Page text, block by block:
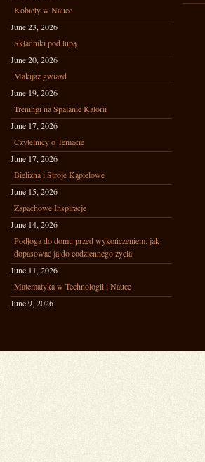
Kobiety w Nauce
June 23, 2026
Składniki pod lupą
June 20, 2026
Makijaż gwiazd
June 19, 2026
Treningi na Spalanie Kalorii
June 17, 2026
Czytelnicy o Temacie
June 17, 2026
Bielizna i Stroje Kąpielowe
June 15, 2026
Zapachowe Inspiracje
June 14, 2026
Podłoga do domu przed wykończeniem: jak
dopasować ją do codziennego życia
June 11, 2026
Matematyka w Technologii i Nauce
June 9, 2026